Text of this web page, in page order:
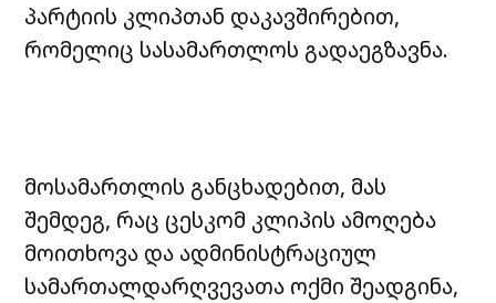
პარტიის კლიპთან დაკავშირებით,
რომელიც სასამართლოს გადაეგზავნა.
მოსამართლის განცხადებით, მას
შემდეგ, რაც ცესკომ კლიპის ამოღება
მოითხოვა და ადმინისტრაციულ
სამართალდარღვევათა ოქმი შეადგინა,